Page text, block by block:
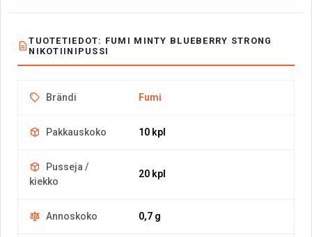
TUOTETIEDOT: FUMI MINTY BLUEBERRY STRONG
NIKOTIINIPUSSI
Brändi Fumi
Pakkauskoko 10 kpl
Pusseja /
kiekko
20 kpl
Annoskoko 0,7 g